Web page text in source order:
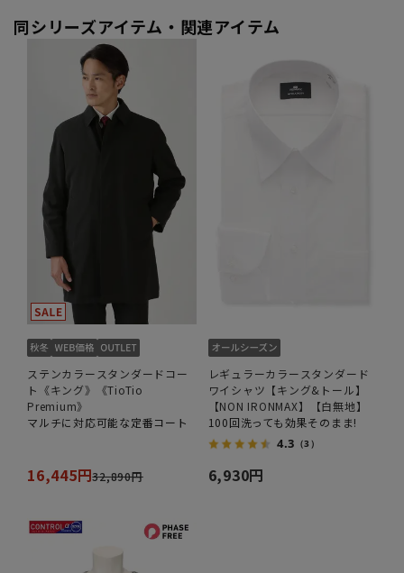
同シリーズアイテム・関連アイテム
ステンカラースタンダードコー
ト《キング》《TioTio
Premium》
マルチに対応可能な定番コート
16,445円32,890円
レギュラーカラースタンダード
ワイシャツ【キング&トール】
【NON IRONMAX】【白無地】
100回洗っても効果そのまま!
4.3 （3）
6,930円